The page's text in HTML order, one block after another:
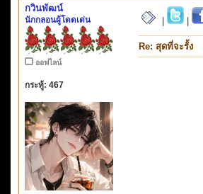
กวินพัฒน์
นักกลอนผู้โดดเด่น
ออฟไลน์
กระทู้: 467
Re: สุดที่จะรั้ง